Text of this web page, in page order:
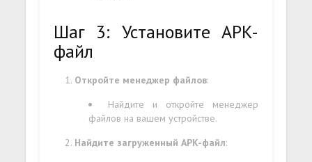
Шаг 3: Установите APK-
файл
Откройте менеджер файлов:
Найдите и откройте менеджер
файлов на вашем устройстве.
Найдите загруженный APK-файл: